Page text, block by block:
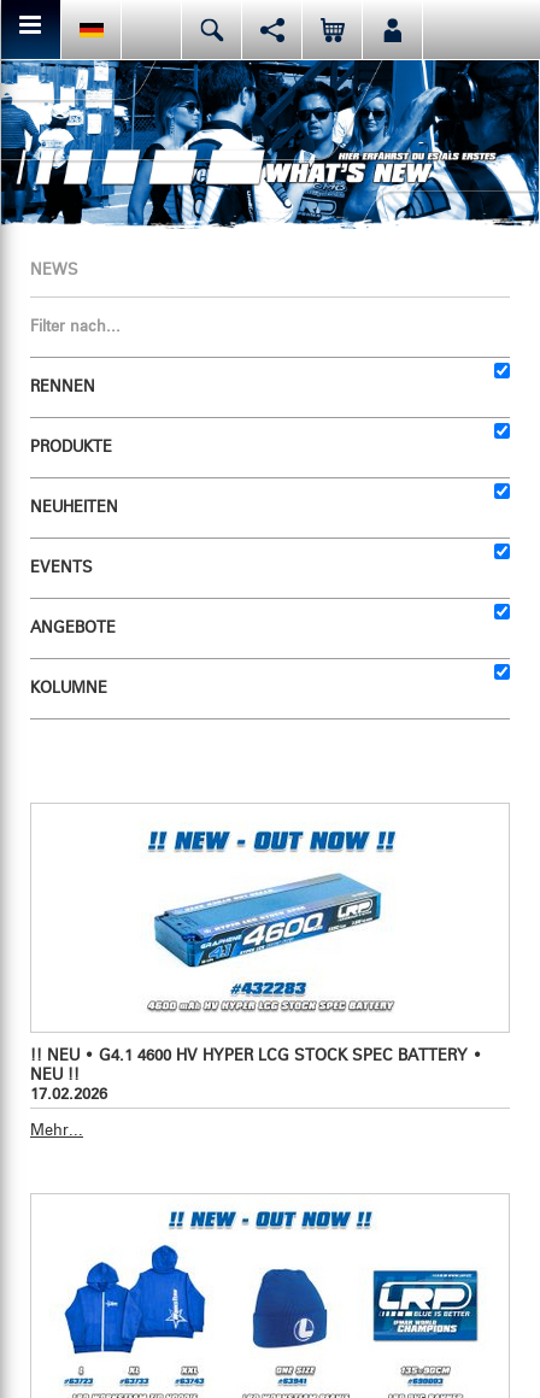
Deutsch English Español
Italiano 日本語
Hier kannst Du den aktuellen Seiteninhalt teilen bzw. liken.
Facebook Mail
Oder like LRP auf Facebook. Das haben vor Dir schon
NEWS
Filter nach...
RENNEN
PRODUKTE
NEUHEITEN
EVENTS
ANGEBOTE
KOLUMNE
!! NEU • G4.1 4600 HV HYPER LCG STOCK SPEC BATTERY •
NEU !!
17.02.2026
Mehr...